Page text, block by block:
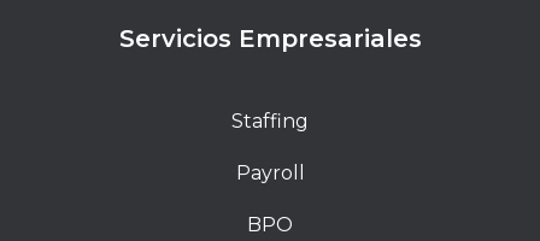
Servicios Empresariales
Staffing
Payroll
BPO